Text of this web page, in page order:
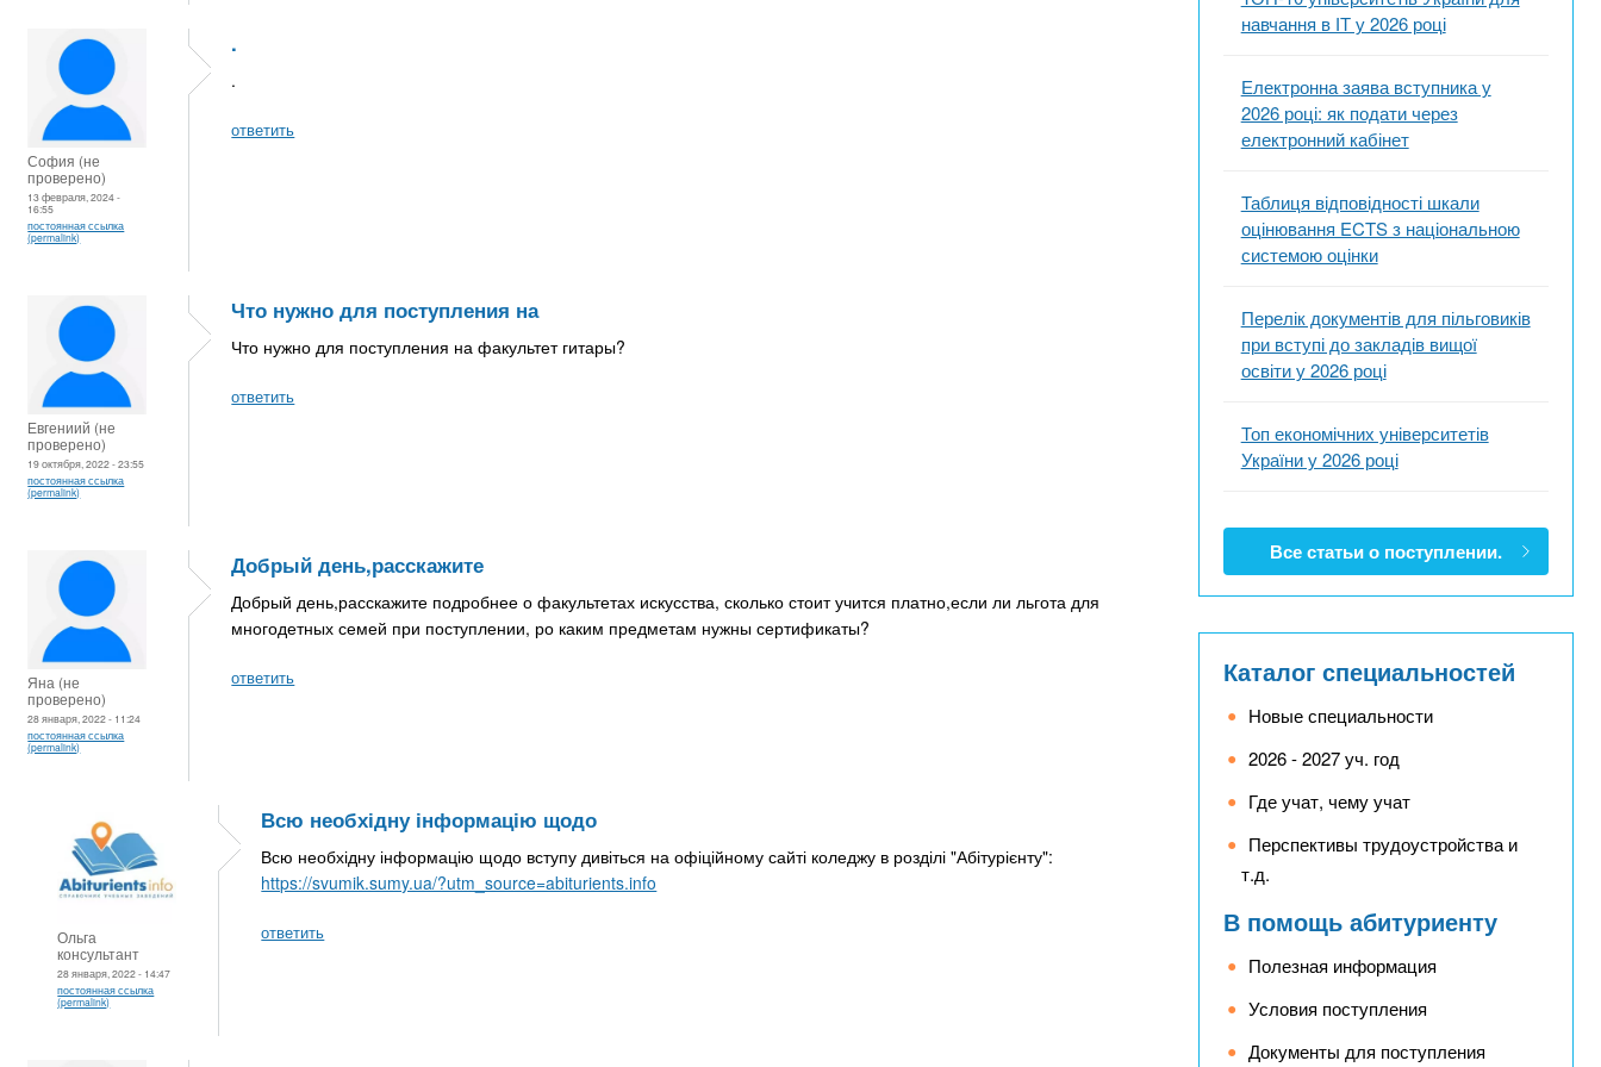
София (не
проверено)
13 февраля, 2024 -
16:55
постоянная ссылка
(permalink)
.
.
ответить
Евгениий (не
проверено)
19 октября, 2022 - 23:55
постоянная ссылка
(permalink)
Что нужно для поступления на
Что нужно для поступления на факультет гитары?
ответить
Яна (не
проверено)
28 января, 2022 - 11:24
постоянная ссылка
(permalink)
Добрый день,расскажите
Добрый день,расскажите подробнее о факультетах искусства, сколько стоит учится платно,если ли льгота для
многодетных семей при поступлении, ро каким предметам нужны сертификаты?
ответить
Ольга
консультант
28 января, 2022 - 14:47
постоянная ссылка
(permalink)
Всю необхідну інформацію щодо
Всю необхідну інформацію щодо вступу дивіться на офіційному сайті коледжу в розділі "Абітурієнту":
https://svumik.sumy.ua/?utm_source=abiturients.info
ответить
навчання в ІТ у 2026 році
Електронна заява вступника у
2026 році: як подати через
електронний кабінет
Таблиця відповідності шкали
оцінювання ECTS з національною
системою оцінки
Перелік документів для пільговиків
при вступі до закладів вищої
освіти у 2026 році
Топ економічних університетів
України у 2026 році
Все статьи о поступлении.
Каталог специальностей
Новые специальности
2026 - 2027 уч. год
Где учат, чему учат
Перспективы трудоустройства и
т.д.
В помощь абитуриенту
Полезная информация
Условия поступления
Документы для поступления